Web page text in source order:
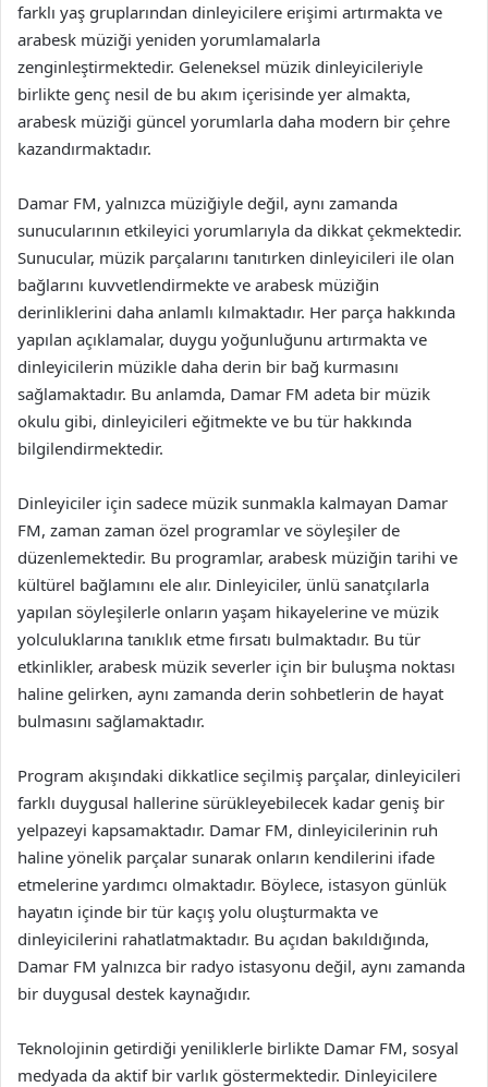
farklı yaş gruplarından dinleyicilere erişimi artırmakta ve
arabesk müziği yeniden yorumlamalarla
zenginleştirmektedir. Geleneksel müzik dinleyicileriyle
birlikte genç nesil de bu akım içerisinde yer almakta,
arabesk müziği güncel yorumlarla daha modern bir çehre
kazandırmaktadır.
Damar FM, yalnızca müziğiyle değil, aynı zamanda
sunucularının etkileyici yorumlarıyla da dikkat çekmektedir.
Sunucular, müzik parçalarını tanıtırken dinleyicileri ile olan
bağlarını kuvvetlendirmekte ve arabesk müziğin
derinliklerini daha anlamlı kılmaktadır. Her parça hakkında
yapılan açıklamalar, duygu yoğunluğunu artırmakta ve
dinleyicilerin müzikle daha derin bir bağ kurmasını
sağlamaktadır. Bu anlamda, Damar FM adeta bir müzik
okulu gibi, dinleyicileri eğitmekte ve bu tür hakkında
bilgilendirmektedir.
Dinleyiciler için sadece müzik sunmakla kalmayan Damar
FM, zaman zaman özel programlar ve söyleşiler de
düzenlemektedir. Bu programlar, arabesk müziğin tarihi ve
kültürel bağlamını ele alır. Dinleyiciler, ünlü sanatçılarla
yapılan söyleşilerle onların yaşam hikayelerine ve müzik
yolculuklarına tanıklık etme fırsatı bulmaktadır. Bu tür
etkinlikler, arabesk müzik severler için bir buluşma noktası
haline gelirken, aynı zamanda derin sohbetlerin de hayat
bulmasını sağlamaktadır.
Program akışındaki dikkatlice seçilmiş parçalar, dinleyicileri
farklı duygusal hallerine sürükleyebilecek kadar geniş bir
yelpazeyi kapsamaktadır. Damar FM, dinleyicilerinin ruh
haline yönelik parçalar sunarak onların kendilerini ifade
etmelerine yardımcı olmaktadır. Böylece, istasyon günlük
hayatın içinde bir tür kaçış yolu oluşturmakta ve
dinleyicilerini rahatlatmaktadır. Bu açıdan bakıldığında,
Damar FM yalnızca bir radyo istasyonu değil, aynı zamanda
bir duygusal destek kaynağıdır.
Teknolojinin getirdiği yeniliklerle birlikte Damar FM, sosyal
medyada da aktif bir varlık göstermektedir. Dinleyicilere